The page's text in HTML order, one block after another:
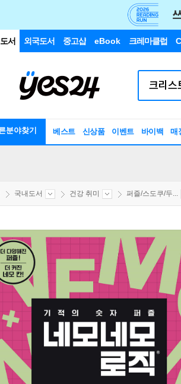
서 외국도서 중고샵 eBook 크레마클럽
분야찾기 베스트 신상품 이벤트 바이백 매
국내도서 건강 취미 퍼즐/스도쿠/두...